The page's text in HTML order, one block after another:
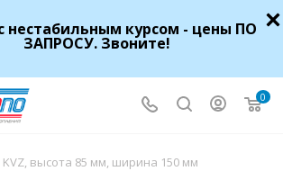
нестабильным курсом - цены ПО
ЗАПРОСУ. Звоните!
0
KVZ, высота 85 мм, ширина 150 мм